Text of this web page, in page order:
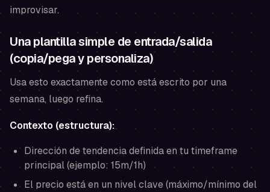
improvisar.
Una plantilla simple de entrada/salida
(copia/pega y personaliza)
Usa esto exactamente como está escrito por una
semana, luego refina.
Contexto (estructura):
Dirección de tendencia definida en tu timeframe
principal (ejemplo: 15m/1h)
El precio está en un nivel clave (máximo/mínimo del